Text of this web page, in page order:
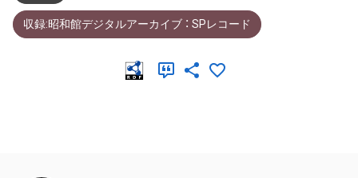
収録:昭和館デジタルアーカイブ ： SPレコード